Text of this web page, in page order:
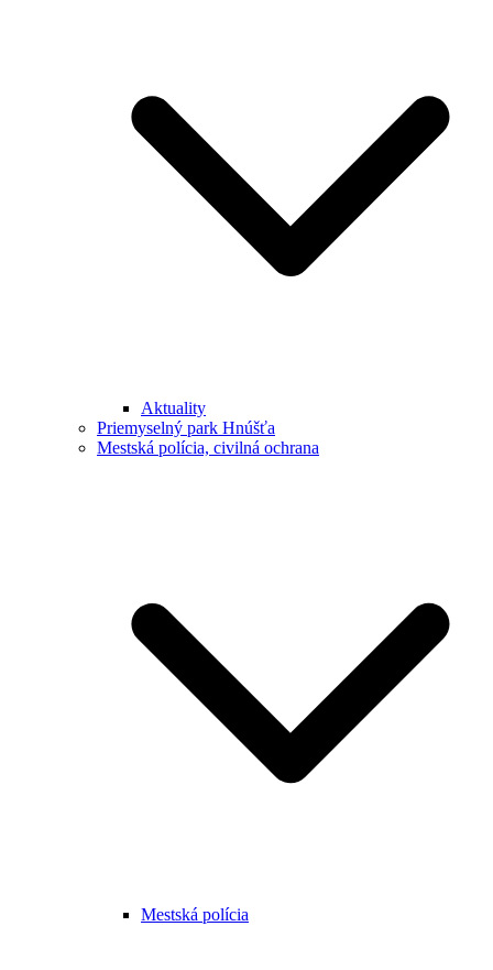
Aktuality
Priemyselný park Hnúšťa
Mestská polícia, civilná ochrana
Mestská polícia